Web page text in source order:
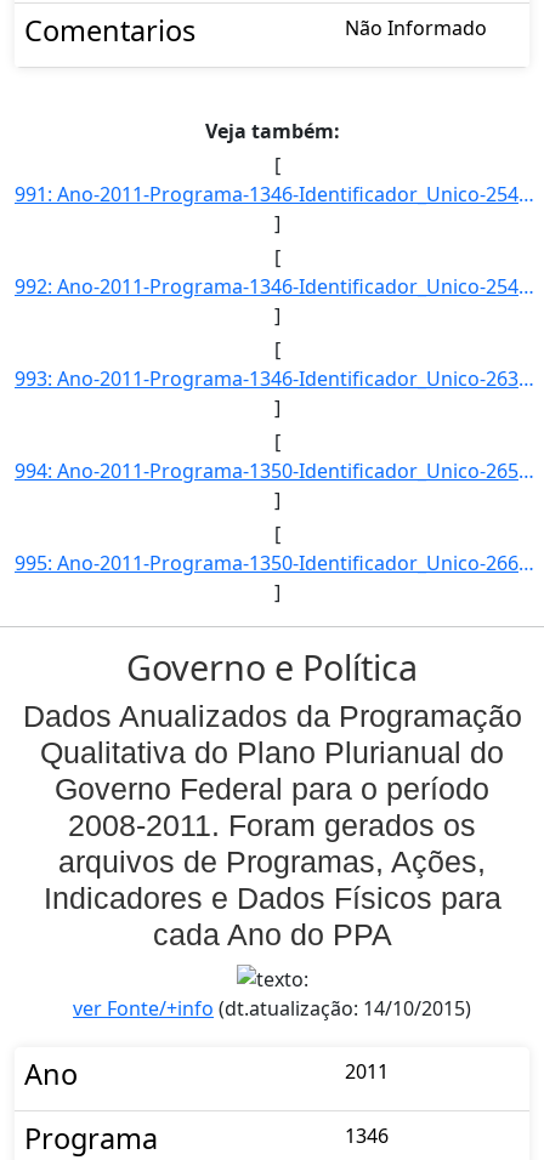
Comentarios Não Informado
Veja também:
[
991: Ano-2011-Programa-1346-Identificador_Unico-2542-Descricao-Numero_de_episodios_anuais_de_violacao_do_]
]
[
992: Ano-2011-Programa-1346-Identificador_Unico-2543-Descricao-Consumo_Nacional_de_Substancias_que_Destro]
]
[
993: Ano-2011-Programa-1346-Identificador_Unico-2630-Descricao-Consumo_Nacional_de_Substancias_que_Destro]
]
[
994: Ano-2011-Programa-1350-Identificador_Unico-2659-Descricao-Taxa_de_Jovens_e_Adultos_das_Areas_de_Refo]
]
[
995: Ano-2011-Programa-1350-Identificador_Unico-2660-Descricao-Taxa_de_Jovens_e_Adultos_das_Areas_de_Refo]
]
Governo e Política
Dados Anualizados da Programação
Qualitativa do Plano Plurianual do
Governo Federal para o período
2008-2011. Foram gerados os
arquivos de Programas, Ações,
Indicadores e Dados Físicos para
cada Ano do PPA
ver Fonte/+info (dt.atualização: 14/10/2015)
Ano 2011
Programa 1346